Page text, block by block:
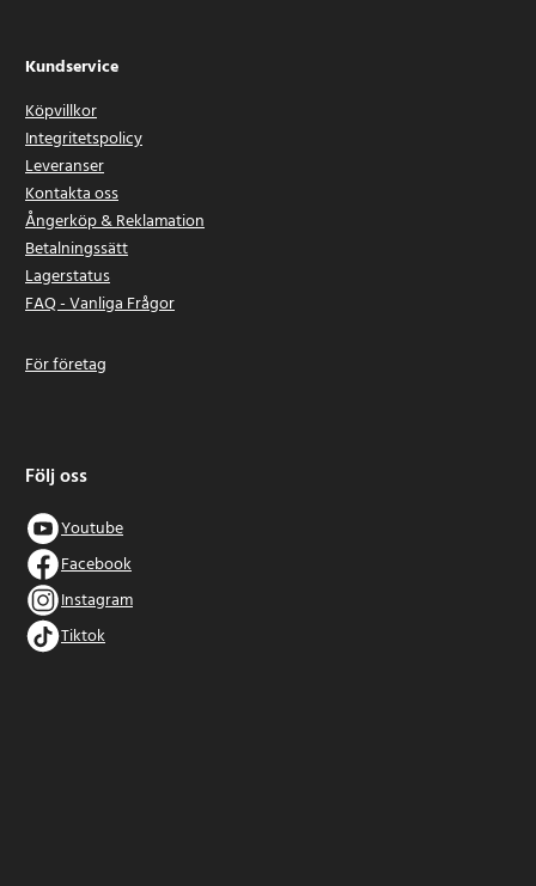
Kundservice
Köpvillkor
Integritetspolicy
Leveranser
Kontakta oss
Ångerköp & Reklamation
Betalningssätt
Lagerstatus
FAQ - Vanliga Frågor
För företag
Följ oss
Youtube
Facebook
Instagram
Tiktok